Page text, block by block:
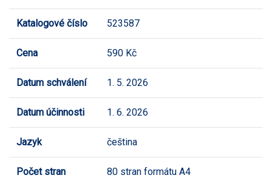
Katalogové číslo 523587
Cena 590 Kč
Datum schválení 1. 5. 2026
Datum účinnosti 1. 6. 2026
Jazyk čeština
Počet stran 80 stran formátu A4